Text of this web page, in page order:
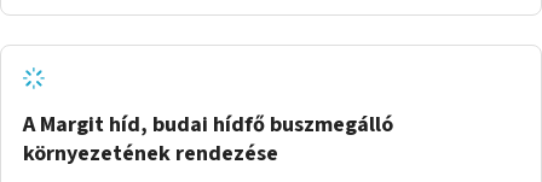
A Margit híd, budai hídfő buszmegálló
környezetének rendezése